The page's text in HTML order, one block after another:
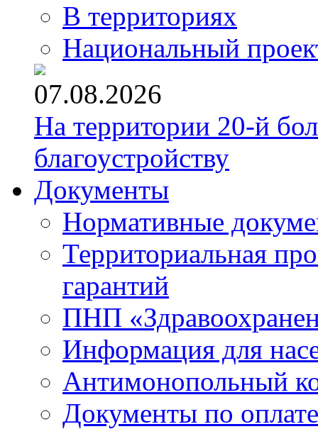
В территориях
Национальный
07.08.2026
На территории 20-й
благоустройству
Документы
Нормативные
Территориальная
гарантий
ПНП
Информация для
Антимонопольный
Документы по